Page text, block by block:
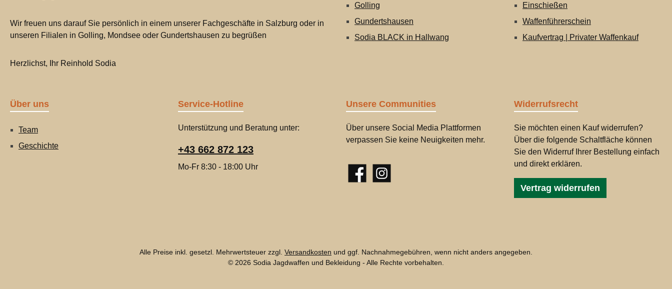
Wir freuen uns darauf Sie persönlich in einem unserer Fachgeschäfte in Salzburg oder in
unseren Filialen in Golling, Mondsee oder Gundertshausen zu begrüßen
Herzlichst, Ihr Reinhold Sodia
Golling
Gundertshausen
Sodia BLACK in Hallwang
Einschießen
Waffenführerschein
Kaufvertrag | Privater Waffenkauf
Über uns
Team
Geschichte
Service-Hotline
Unterstützung und Beratung unter:
+43 662 872 123
Mo-Fr 8:30 - 18:00 Uhr
Unsere Communities
Über unsere Social Media Plattformen
verpassen Sie keine Neuigkeiten mehr.
FacebookInstagram
Widerrufsrecht
Sie möchten einen Kauf widerrufen?
Über die folgende Schaltfläche können
Sie den Widerruf Ihrer Bestellung einfach
und direkt erklären.
Vertrag widerrufen
Alle Preise inkl. gesetzl. Mehrwertsteuer zzgl. Versandkosten und ggf. Nachnahmegebühren, wenn nicht anders angegeben.
© 2026 Sodia Jagdwaffen und Bekleidung - Alle Rechte vorbehalten.